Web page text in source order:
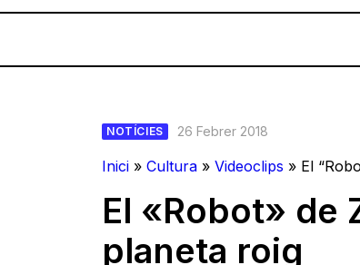
NOTÍCIES 26 Febrer 2018
Inici » Cultura » Videoclips » El
El «Robot» de
planeta roig